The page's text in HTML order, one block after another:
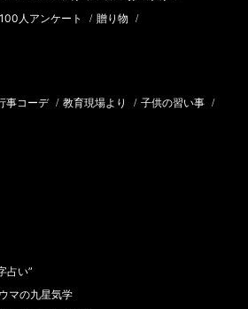
100人アンケート / 贈り物 /
事コーデ / 教育現場より / 子供の習い事 /
占い”
マの九星気学